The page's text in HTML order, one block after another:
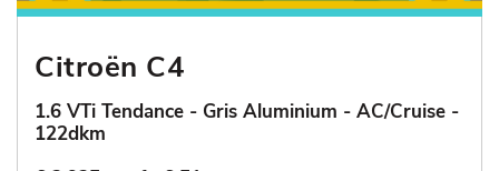
Citroën C4
1.6 VTi Tendance - Gris Aluminium - AC/Cruise -
122dkm